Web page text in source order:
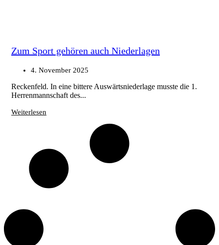
Zum Sport gehören auch Niederlagen
4. November 2025
Reckenfeld. In eine bittere Auswärtsniederlage musste die 1.
Herrenmannschaft des...
Weiterlesen